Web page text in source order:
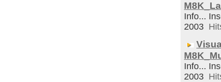
Info...
2003
Info...
2003